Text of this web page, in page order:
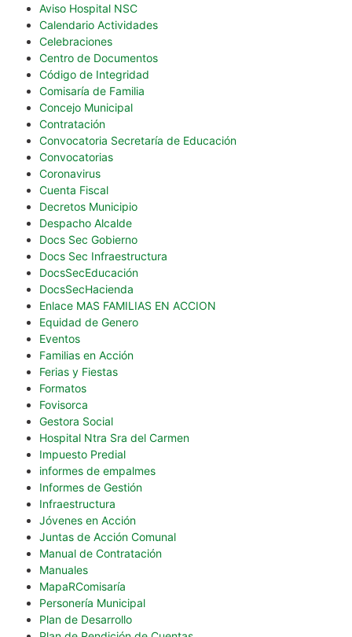
Aviso Hospital NSC
Calendario Actividades
Celebraciones
Centro de Documentos
Código de Integridad
Comisaría de Familia
Concejo Municipal
Contratación
Convocatoria Secretaría de Educación
Convocatorias
Coronavirus
Cuenta Fiscal
Decretos Municipio
Despacho Alcalde
Docs Sec Gobierno
Docs Sec Infraestructura
DocsSecEducación
DocsSecHacienda
Enlace MAS FAMILIAS EN ACCION
Equidad de Genero
Eventos
Familias en Acción
Ferias y Fiestas
Formatos
Fovisorca
Gestora Social
Hospital Ntra Sra del Carmen
Impuesto Predial
informes de empalmes
Informes de Gestión
Infraestructura
Jóvenes en Acción
Juntas de Acción Comunal
Manual de Contratación
Manuales
MapaRComisaría
Personería Municipal
Plan de Desarrollo